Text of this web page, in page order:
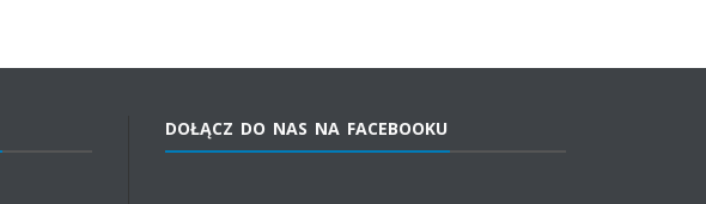
DOŁĄCZ DO NAS NA FACEBOOKU